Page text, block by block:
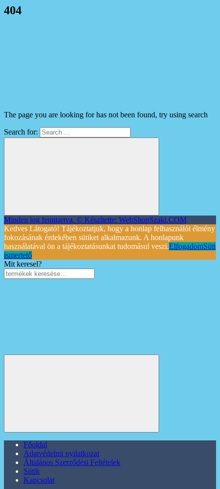
404
The page you are looking for has not been found, try using search
Search for:
Minden jog fenntartva. © Készítette: WebShopSzaki.COM
Kedves Látogató! Tájékoztatjuk, hogy a honlap felhasználói élmény
fokozásának érdekében sütiket alkalmazunk. A honlapunk
használatával ön a tájékoztatásunkat tudomásul veszi.ElfogadomSüti
ismertető
Mit keresel?
Főoldal
Adatvédelmi nyilatkozat
Általános Szerződési Feltételek
Sütik
Kapcsolat